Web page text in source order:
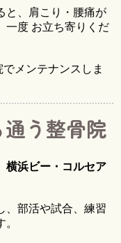
と、肩こり・腰痛が
一度 お立ち寄りくだ
メンテナンスしま
う整骨院
横浜ビー・コルセア
、部活や試合、練習